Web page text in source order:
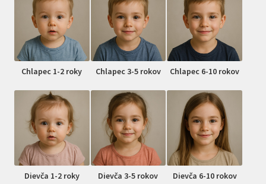
Chlapec 1-2 roky Chlapec 3-5 rokov Chlapec 6-10 rokov
Dievča 1-2 roky Dievča 3-5 rokov Dievča 6-10 rokov